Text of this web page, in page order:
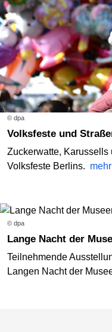
© dpa
Volksfeste und
Zuckerwatte,
Volksfeste Berlins. mehr
© dpa
Lange Nacht der
Teilnehmende
Langen Nacht der